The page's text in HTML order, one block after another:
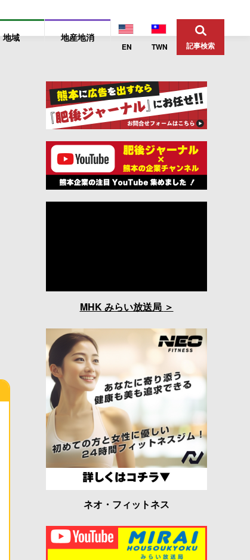
地域 地産地消
EN TWN 記事検索
MHK みらい放送局
ネオ・フィットネス